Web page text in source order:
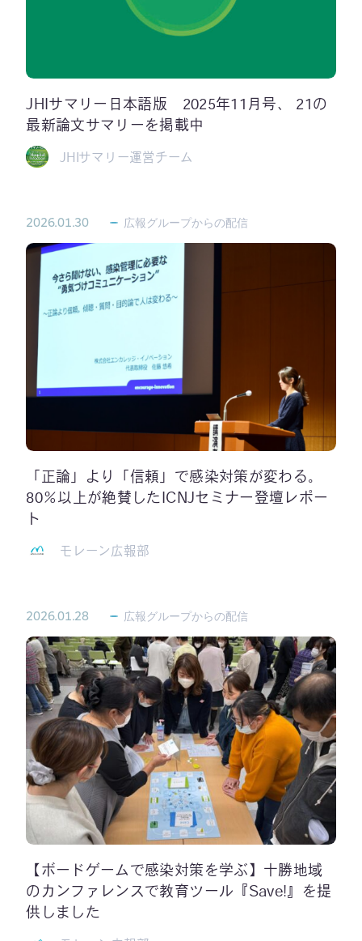
JHIサマリー日本語版 2025年11月号、 21の
最新論文サマリーを掲載中
JHIサマリー運営チーム
2026.01.30 広報グループからの配信
「正論」より「信頼」で感染対策が変わる。
80％以上が絶賛したICNJセミナー登壇レポー
ト
モレーン広報部
2026.01.28 広報グループからの配信
【ボードゲームで感染対策を学ぶ】十勝地域
のカンファレンスで教育ツール『Save!』を提
供しました